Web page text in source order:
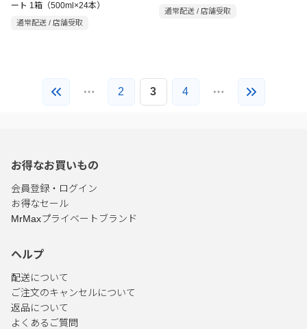
ート 1箱（500ml×24本）
通常配送 / 店舗受取
通常配送 / 店舗受取
2 3 4
お得なお買いもの
会員登録・ログイン
お得なセール
MrMaxプライベートブランド
ヘルプ
配送について
ご注文のキャンセルについて
返品について
よくあるご質問